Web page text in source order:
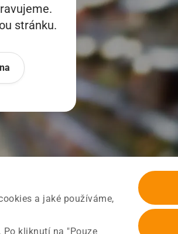
a jaké používáme,
kliknutí na "Pouze
stránku.